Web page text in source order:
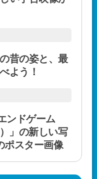
昔の姿と、最
よう！
ンドゲーム
」の新しい写
ポスター画像